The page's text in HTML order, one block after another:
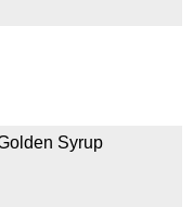
Syrup